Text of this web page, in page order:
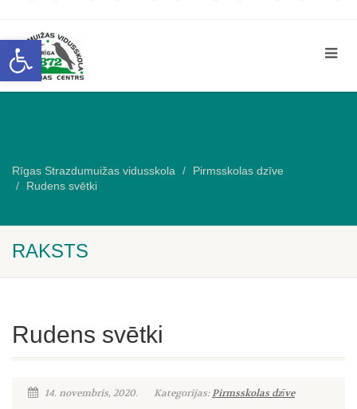
Open toolbar
Rīgas Strazdumuižas vidusskola
Pirmsskolas dzīve
Rudens svētki
RAKSTS
Rudens svētki
14. novembris, 2020. Kategorijas:Pirmsskolas dzīve